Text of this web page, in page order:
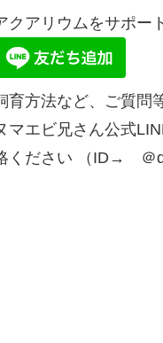
クアリウムをサポー
育方法など、ご質問
マエビ兄さん公式
ください （ID→ ＠